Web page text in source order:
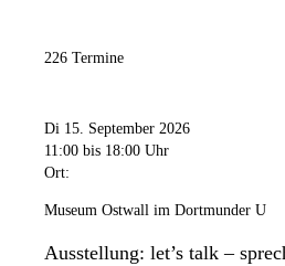
226 Termine
Di 15. September 2026
11:00 bis 18:00 Uhr
Ort:
Museum Ostwall im Dortmunder U
Ausstellung: let’s talk –